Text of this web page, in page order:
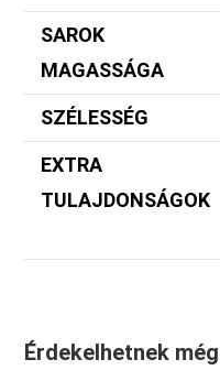
SAROK
MAGASSÁGA
SZÉLESSÉG
EXTRA
TULAJDONSÁGOK
Érdekelhetnek